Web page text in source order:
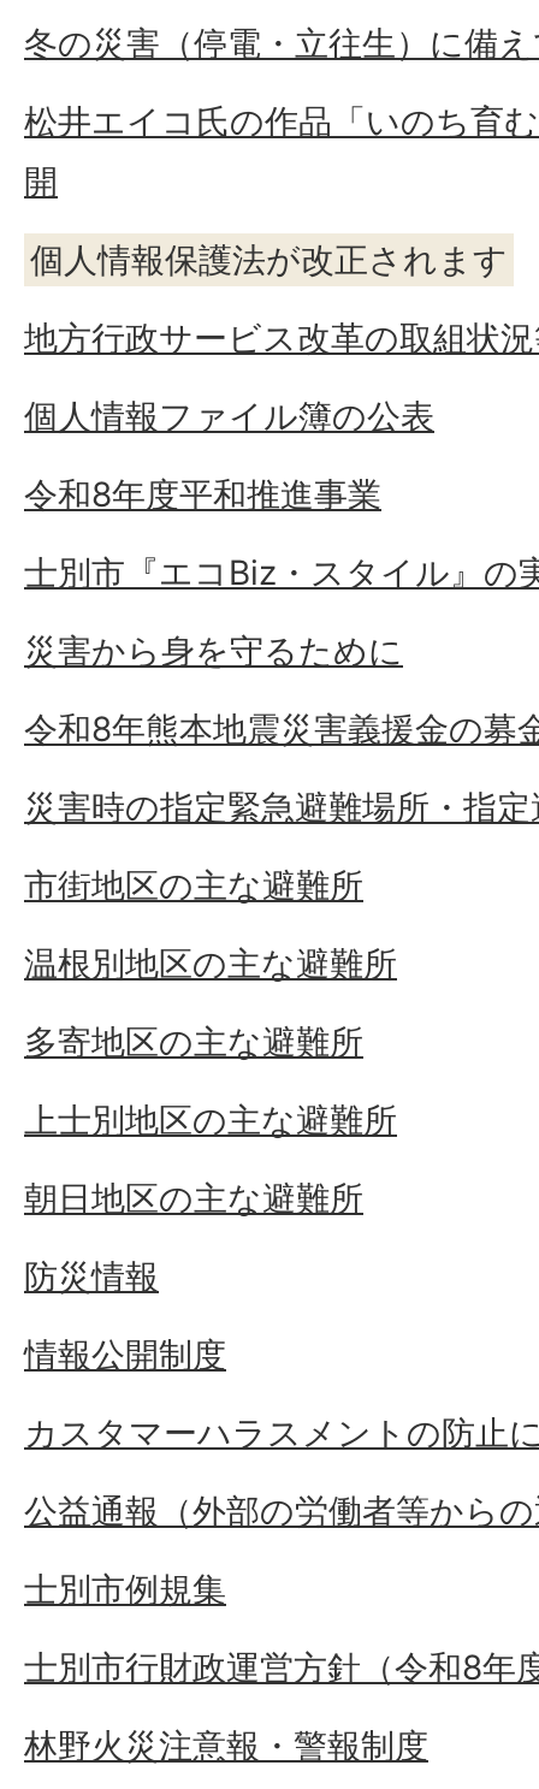
冬の災害（停電・立往生）に備
松井エイコ氏の作品「いのち育
開
個人情報保護法が改正されます
地方行政サービス改革の取組状
個人情報ファイル簿の公表
令和8年度平和推進事業
士別市『エコBiz・スタイル』の
災害から身を守るために
令和8年熊本地震災害義援金の募
災害時の指定緊急避難場所・指
市街地区の主な避難所
温根別地区の主な避難所
多寄地区の主な避難所
上士別地区の主な避難所
朝日地区の主な避難所
防災情報
情報公開制度
カスタマーハラスメントの防止
公益通報（外部の労働者等から
士別市例規集
士別市行財政運営方針（令和8年
林野火災注意報・警報制度